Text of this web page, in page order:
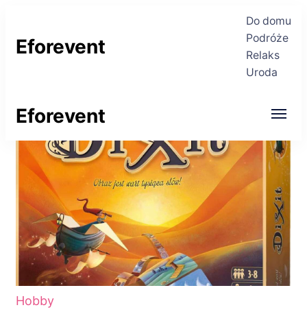
Eforevent
Do domu
Podróże
Relaks
Uroda
Eforevent
Najświeższe informacje
Hobby